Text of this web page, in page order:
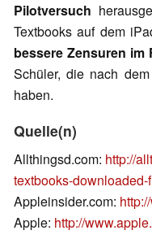
Pilotversuch
Textbooks auf dem
bessere Zensuren im
Schüler, die nach
haben.
Quelle(n)
Allthingsd.com: http://
textbooks-
Appleinsider.com:
Apple: http://